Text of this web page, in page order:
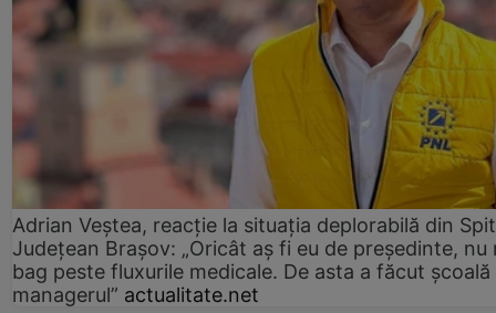
Adrian Veștea, reacție la situația deplorabilă din
Județean Brașov: „Oricât aș fi eu de președinte, nu
bag peste fluxurile medicale. De asta a făcut școală
managerul” actualitate.net